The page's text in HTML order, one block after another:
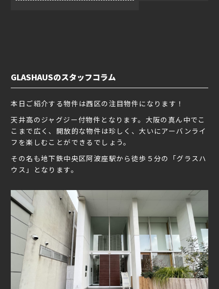
GLASHAUSのスタッフコラム
本日ご紹介する物件は西区の注目物件になります！
天井高のジャグジー付物件となります。大阪の真ん中でこ
こまで広く、開放的な物件は珍しく、大いにアーバンライ
フを楽しむことができるでしょう。
その名も地下鉄中央区阿波座駅から徒歩５分の「グラスハ
ウス」となります。